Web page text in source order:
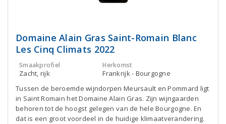
Domaine Alain Gras Saint-Romain Blanc
Les Cinq Climats 2022
Smaakprofiel
Zacht, rijk
Herkomst
Frankrijk - Bourgogne
Tussen de beroemde wijndorpen Meursault en Pommard ligt
in Saint Romain het Domaine Alain Gras. Zijn wijngaarden
behoren tot de hoogst gelegen van de hele Bourgogne. En
dat is een groot voordeel in de huidige klimaatverandering.